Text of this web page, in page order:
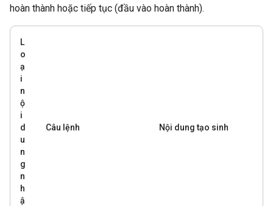
hoàn thành hoặc tiếp tục (đầu vào hoàn thành).
L
o
ạ
i
n
ộ
i
d
u
n
g
n
h
ậ
Câu lệnh Nội dung tạo sinh